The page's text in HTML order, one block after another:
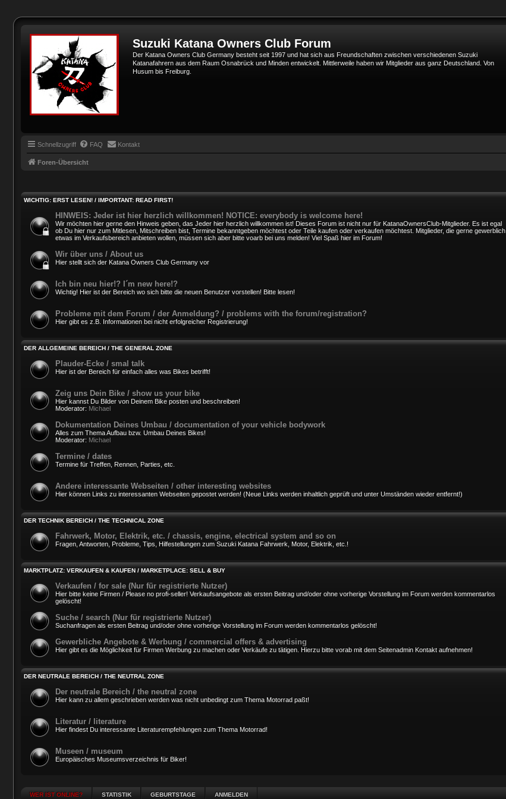
Suzuki Katana Owners Club Forum
Der Katana Owners Club Germany besteht seit 1997 und hat sich aus Freundschaften zwischen verschiedenen Suzuki
Katanafahrern aus dem Raum Osnabrück und Minden entwickelt. Mittlerweile haben wir Mitglieder aus ganz Deutschland. Von
Husum bis Freiburg.
Schnellzugriff FAQ Kontakt
Foren-Übersicht
WICHTIG: ERST LESEN! / IMPORTANT: READ FIRST!
HINWEIS: Jeder ist hier herzlich willkommen! NOTICE: everybody is welcome here!
Wir möchten hier gerne den Hinweis geben, das Jeder hier herzlich willkommen ist! Dieses Forum ist nicht nur für KatanaOwnersClub-Mitglieder. Es ist egal
ob Du hier nur zum Mitlesen, Mitschreiben bist, Termine bekanntgeben möchtest oder Teile kaufen oder verkaufen möchtest. Mitglieder, die gerne gewerblich
etwas im Verkaufsbereich anbieten wollen, müssen sich aber bitte voarb bei uns melden! Viel Spaß hier im Forum!
Wir über uns / About us
Hier stellt sich der Katana Owners Club Germany vor
Ich bin neu hier!? I´m new here!?
Wichtig! Hier ist der Bereich wo sich bitte die neuen Benutzer vorstellen! Bitte lesen!
Probleme mit dem Forum / der Anmeldung? / problems with the forum/registration?
Hier gibt es z.B. Informationen bei nicht erfolgreicher Registrierung!
DER ALLGEMEINE BEREICH / THE GENERAL ZONE
Plauder-Ecke / smal talk
Hier ist der Bereich für einfach alles was Bikes betrifft!
Zeig uns Dein Bike / show us your bike
Hier kannst Du Bilder von Deinem Bike posten und beschreiben!
Moderator: Michael
Dokumentation Deines Umbau / documentation of your vehicle bodywork
Alles zum Thema Aufbau bzw. Umbau Deines Bikes!
Moderator: Michael
Termine / dates
Termine für Treffen, Rennen, Parties, etc.
Andere interessante Webseiten / other interesting websites
Hier können Links zu interessanten Webseiten gepostet werden! (Neue Links werden inhaltlich geprüft und unter Umständen wieder entfernt!)
DER TECHNIK BEREICH / THE TECHNICAL ZONE
Fahrwerk, Motor, Elektrik, etc. / chassis, engine, electrical system and so on
Fragen, Antworten, Probleme, Tips, Hilfestellungen zum Suzuki Katana Fahrwerk, Motor, Elektrik, etc.!
MARKTPLATZ: VERKAUFEN & KAUFEN / MARKETPLACE: SELL & BUY
Verkaufen / for sale (Nur für registrierte Nutzer)
Hier bitte keine Firmen / Please no profi-seller! Verkaufsangebote als ersten Beitrag und/oder ohne vorherige Vorstellung im Forum werden kommentarlos
gelöscht!
Suche / search (Nur für registrierte Nutzer)
Suchanfragen als ersten Beitrag und/oder ohne vorherige Vorstellung im Forum werden kommentarlos gelöscht!
Gewerbliche Angebote & Werbung / commercial offers & advertising
Hier gibt es die Möglichkeit für Firmen Werbung zu machen oder Verkäufe zu tätigen. Hierzu bitte vorab mit dem Seitenadmin Kontakt aufnehmen!
DER NEUTRALE BEREICH / THE NEUTRAL ZONE
Der neutrale Bereich / the neutral zone
Hier kann zu allem geschrieben werden was nicht unbedingt zum Thema Motorrad paßt!
Literatur / literature
Hier findest Du interessante Literaturempfehlungen zum Thema Motorrad!
Museen / museum
Europäisches Museumsverzeichnis für Biker!
WER IST ONLINE? STATISTIK GEBURTSTAGE ANMELDEN